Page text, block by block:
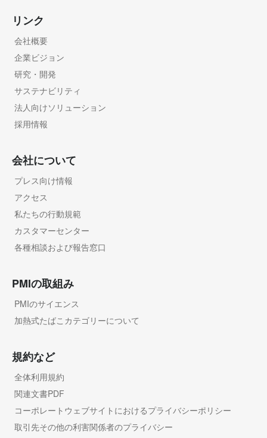
リンク
会社概要
企業ビジョン
研究・開発
サステナビリティ
法人向けソリューション
採用情報
会社について
プレス向け情報
アクセス
私たちの行動規範
カスタマーセンター
各種相談および報告窓口
PMIの取組み
PMIのサイエンス
加熱式たばこカテゴリーについて
規約など
全体利用規約
関連文書PDF
コーポレートウェブサイトにおけるプライバシーポリシー
取引先その他の利害関係者のプライバシー